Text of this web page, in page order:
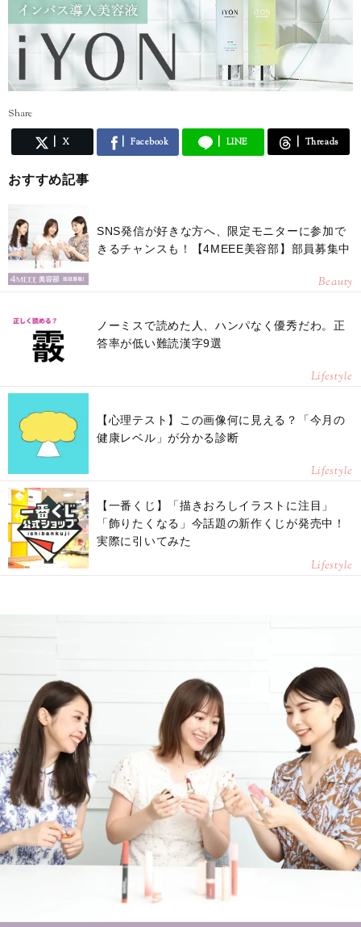
Share
X Facebook LINE Threads
おすすめ記事
SNS発信が好きな方へ、限定モニターに参加で
きるチャンスも！【4MEEE美容部】部員募集中
Beauty
ノーミスで読めた人、ハンパなく優秀だわ。正
答率が低い難読漢字9選
Lifestyle
【心理テスト】この画像何に見える？「今月の
健康レベル」が分かる診断
Lifestyle
【一番くじ】「描きおろしイラストに注目」
「飾りたくなる」今話題の新作くじが発売中！
実際に引いてみた
Lifestyle